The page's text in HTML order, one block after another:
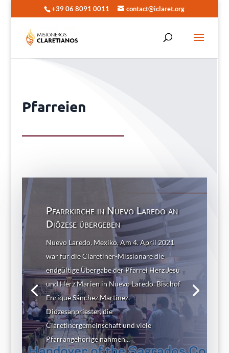
+39 06 8091 0011 contact@iclaret.org
Pfarreien
Pfarrkirche in Nuevo Laredo an
Diözese übergeben
Nuevo Laredo, Mexiko. Am 4. April 2021
war für die Claretiner-Missionare die
endgültige Übergabe der Pfarrei Herz Jesu
und Herz Marien in Nuevo Laredo. Bischof
Enrique Sánchez Martínez,
Diözesanpriester, die
Claretinergemeinschaft und viele
Pfarrangehörige nahmen...